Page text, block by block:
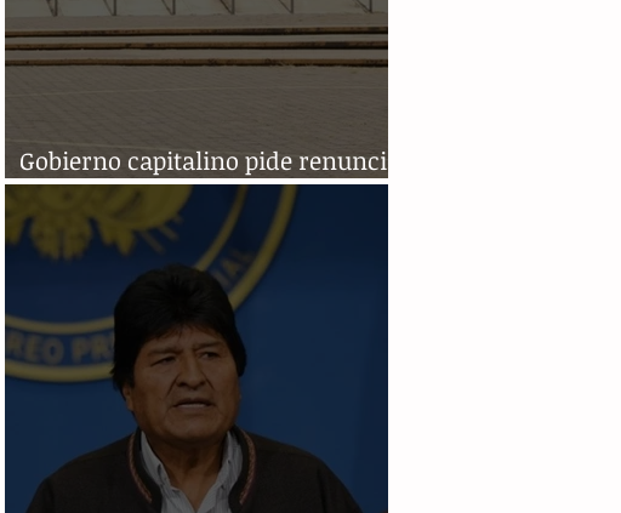
Gobierno capitalino pide renuncia
del director del Reclusorio Sur